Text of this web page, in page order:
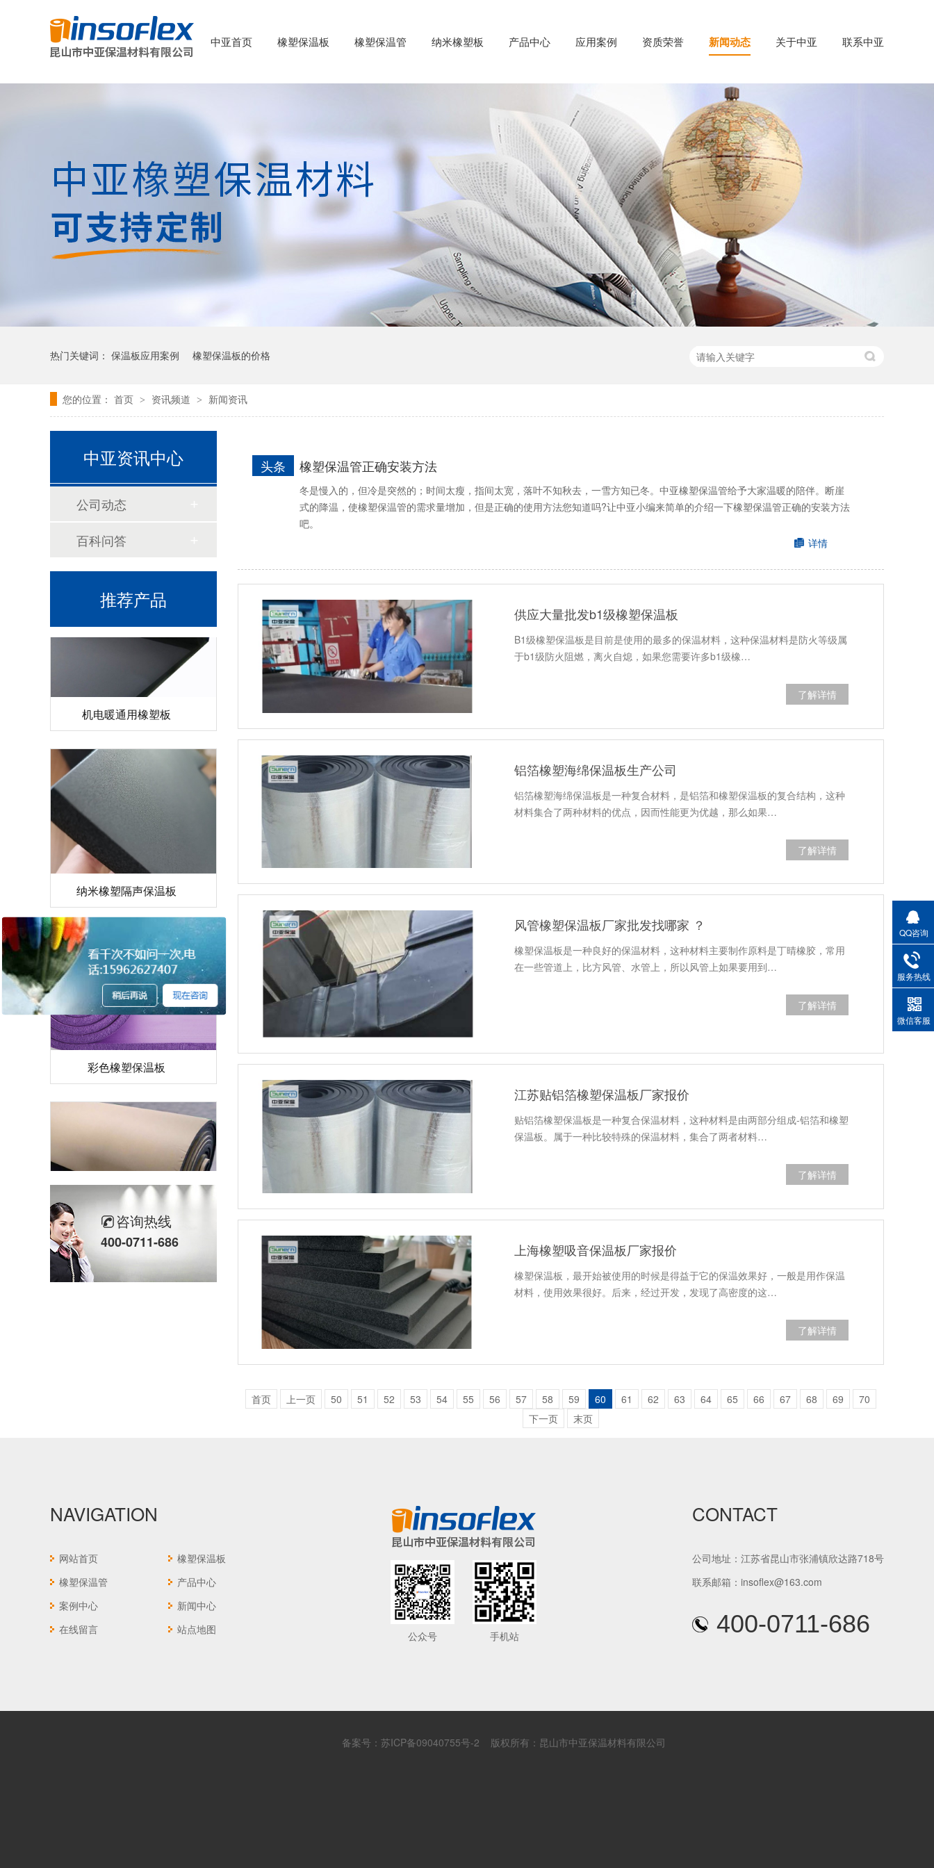
中亚首页 橡塑保温板 橡塑保温管 纳米橡塑板 产品中心 应用案例 资质荣誉 新闻动态 关于中亚 联系中亚
热门关键词： 保温板应用案例 橡塑保温板的价格
您的位置： 首页 > 资讯频道 > 新闻资讯
橡塑保温管正确安装方法
头条
冬是慢入的，但冷是突然的；时间太瘦，指间太宽，落叶不知秋去，一雪方知已冬。中亚橡塑保温管给予大家温暖的陪伴。断崖
式的降温，使橡塑保温管的需求量增加，但是正确的使用方法您知道吗?让中亚小编来简单的介绍一下橡塑保温管正确的安装方法
吧。
详情
供应大量批发b1级橡塑保温板
B1级橡塑保温板是目前是使用的最多的保温材料，这种保温材料是防火等级属
于b1级防火阻燃，离火自熄，如果您需要许多b1级橡…
了解详情
铝箔橡塑海绵保温板生产公司
铝箔橡塑海绵保温板是一种复合材料，是铝箔和橡塑保温板的复合结构，这种
材料集合了两种材料的优点，因而性能更为优越，那么如果…
了解详情
风管橡塑保温板厂家批发找哪家 ？
橡塑保温板是一种良好的保温材料，这种材料主要制作原料是丁晴橡胶，常用
在一些管道上，比方风管、水管上，所以风管上如果要用到…
了解详情
江苏贴铝箔橡塑保温板厂家报价
贴铝箔橡塑保温板是一种复合保温材料，这种材料是由两部分组成-铝箔和橡塑
保温板。属于一种比较特殊的保温材料，集合了两者材料…
了解详情
上海橡塑吸音保温板厂家报价
橡塑保温板，最开始被使用的时候是得益于它的保温效果好，一般是用作保温
材料，使用效果很好。后来，经过开发，发现了高密度的这…
了解详情
首页 上一页 50 51 52 53 54 55 56 57 58 59 60 61 62 63 64 65 66 67 68 69
70
下一页
末页
中亚资讯中心
公司动态
百科问答
推荐产品
预切橡塑保温管
机电暖通用橡塑板
纳米橡塑隔声保温板
彩色橡塑保温板
自粘橡塑保温板
空调用橡塑保温管
咨询热线
400-0711-686
NAVIGATION
网站首页
橡塑保温板
橡塑保温管
产品中心
案例中心
新闻中心
在线留言
站点地图 公众号 手机站
CONTACT
公司地址：江苏省昆山市张浦镇欣达路718号
联系邮箱：insoflex@163.com
400-0711-686
备案号： 苏ICP备09040755号-2 版权所有：昆山市中亚保温材料有限公司
QQ咨询
服务热线
微信客服